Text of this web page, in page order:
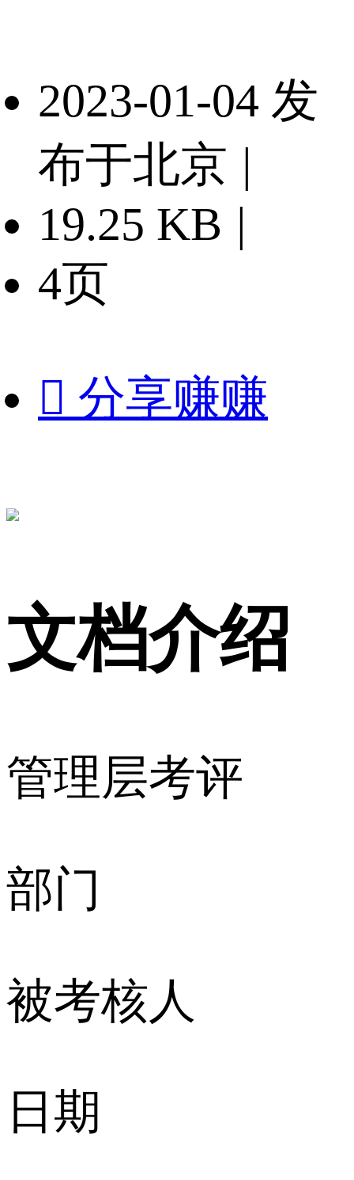
2023-01-04 发
布于北京 |
19.25 KB |
4页
 分享赚赚
文档介绍
管理层考评
部门
被考核人
日期